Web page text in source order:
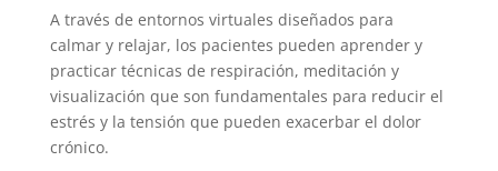
A través de entornos virtuales diseñados para
calmar y relajar, los pacientes pueden aprender y
practicar técnicas de respiración, meditación y
visualización que son fundamentales para reducir el
estrés y la tensión que pueden exacerbar el dolor
crónico.